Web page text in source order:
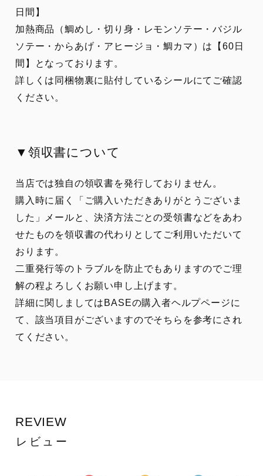
日間】
加熱商品（鯛めし・切り身・レモンソテー・バジル
ソテー・からあげ・アヒージョ・鯛カマ）は【60日
間】となっております。
詳しくは同梱物裏に貼付しているシールにてご確認
ください。
▼領収書について
当店では独自の領収書を発行しておりません。
購入時に届く「ご購入いただきありがとうございま
した」メールと、決済方法ごとの受領書などをあわ
せたものを領収書の代わりとしてご利用いただいて
おります。
二重発行等のトラブルを防止でもありますのでご理
解の程よろしくお願い申し上げます。
詳細に関しましてはBASEの購入者ヘルプページに
て、該当項目がございますのでそちらを参考にされ
てください。
REVIEW
レビュー